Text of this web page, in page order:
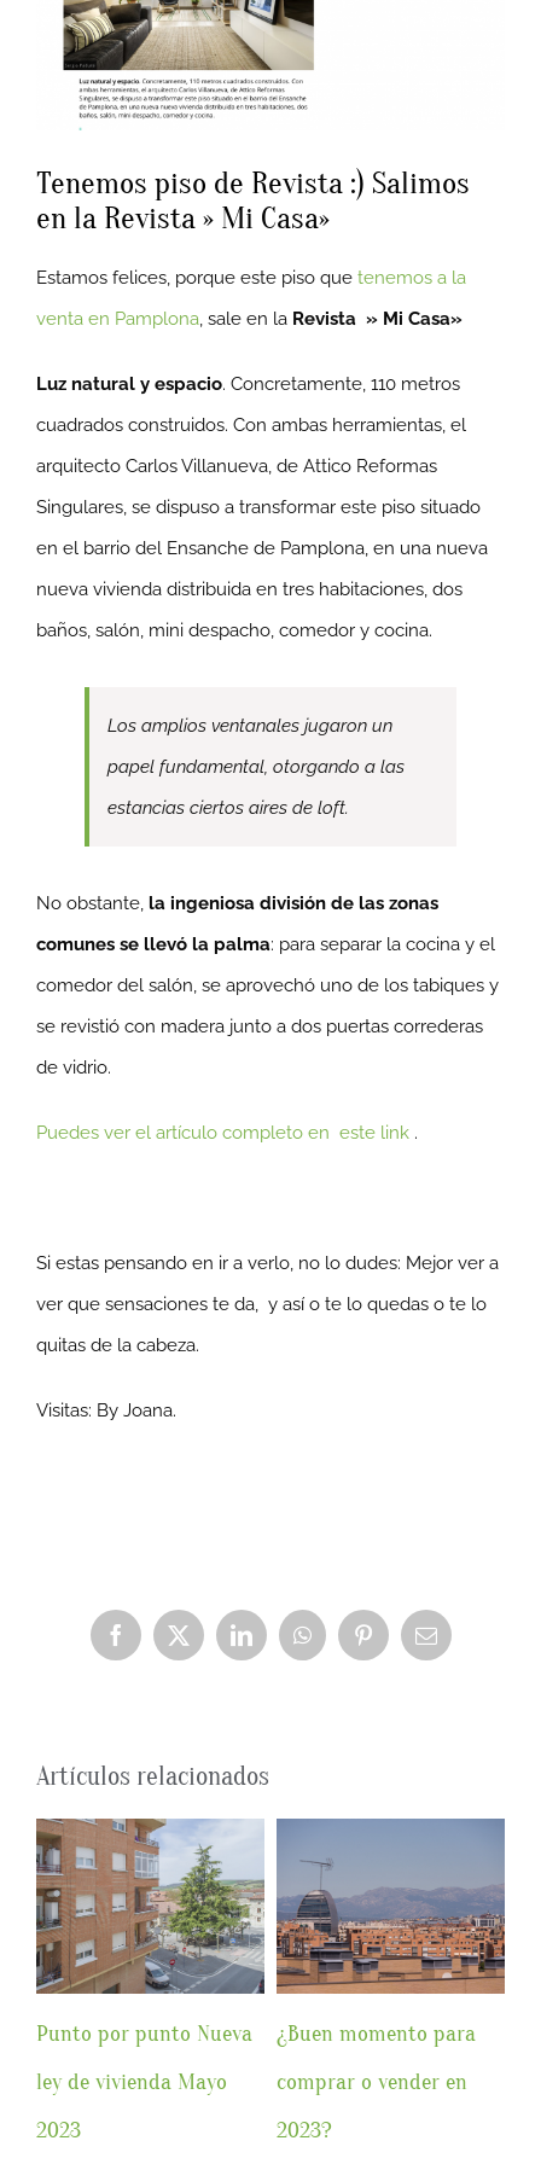
Tenemos piso de Revista :) Salimos
en la Revista » Mi Casa»
Estamos felices, porque este piso que tenemos a la
venta en Pamplona, sale en la Revista » Mi Casa»
Luz natural y espacio. Concretamente, 110 metros
cuadrados construidos. Con ambas herramientas, el
arquitecto Carlos Villanueva, de Attico Reformas
Singulares, se dispuso a transformar este piso situado
en el barrio del Ensanche de Pamplona, en una nueva
nueva vivienda distribuida en tres habitaciones, dos
baños, salón, mini despacho, comedor y cocina.
Los amplios ventanales jugaron un
papel fundamental, otorgando a las
estancias ciertos aires de loft.
No obstante, la ingeniosa división de las zonas
comunes se llevó la palma: para separar la cocina y el
comedor del salón, se aprovechó uno de los tabiques y
se revistió con madera junto a dos puertas correderas
de vidrio.
Puedes ver el artículo completo en este link .
Si estas pensando en ir a verlo, no lo dudes: Mejor ver a
ver que sensaciones te da, y así o te lo quedas o te lo
quitas de la cabeza.
Visitas: By Joana.
Facebook
X LinkedInWhatsAppPinterestCorreo
electrónico
Artículos relacionados
Punto por punto Nueva
ley de vivienda Mayo
2023
¿Buen momento para
comprar o vender en
2023?